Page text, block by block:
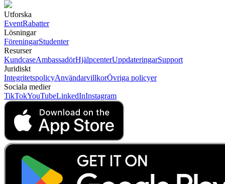
Utforska
EventRabatter
Lösningar
FöreningarStudenter
Resurser
KundcaseAmbassadörHjälpcenterUppdateringarSupport
Juridiskt
IntegritetspolicyAnvändarvillkorÖvriga policyer
Sociala medier
TikTokYouTubeLinkedInInstagram